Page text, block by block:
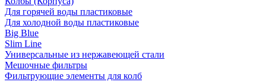
Для горячей воды пластиковые
Для холодной воды пластиковые
Big Blue
Slim Line
Универсальные из нержавеющей стали
Мешочные фильтры
Фильтрующие элементы для колб